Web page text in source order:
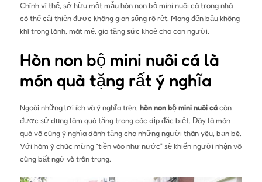
Chính vì thế, sở hữu một mẫu hòn non bộ mini nuôi cá trong nhà
có thể cải thiện được không gian sống rõ rệt. Mang đến bầu không
khí trong lành, mát mẻ, gia tăng sức khoẻ cho con người.
Hòn non bộ mini nuôi cá là
món quà tặng rất ý nghĩa
Ngoài những lợi ích và ý nghĩa trên, hòn non bộ mini nuôi cácòn
được sử dụng làm quà tặng trong các dịp đặc biệt. Đây là món
quà vô cùng ý nghĩa dành tặng cho những người thân yêu, bạn bè.
Với hàm ý chúc mừng “tiền vào như nước” sẽ khiến người nhận vô
cùng bất ngờ và trân trọng.